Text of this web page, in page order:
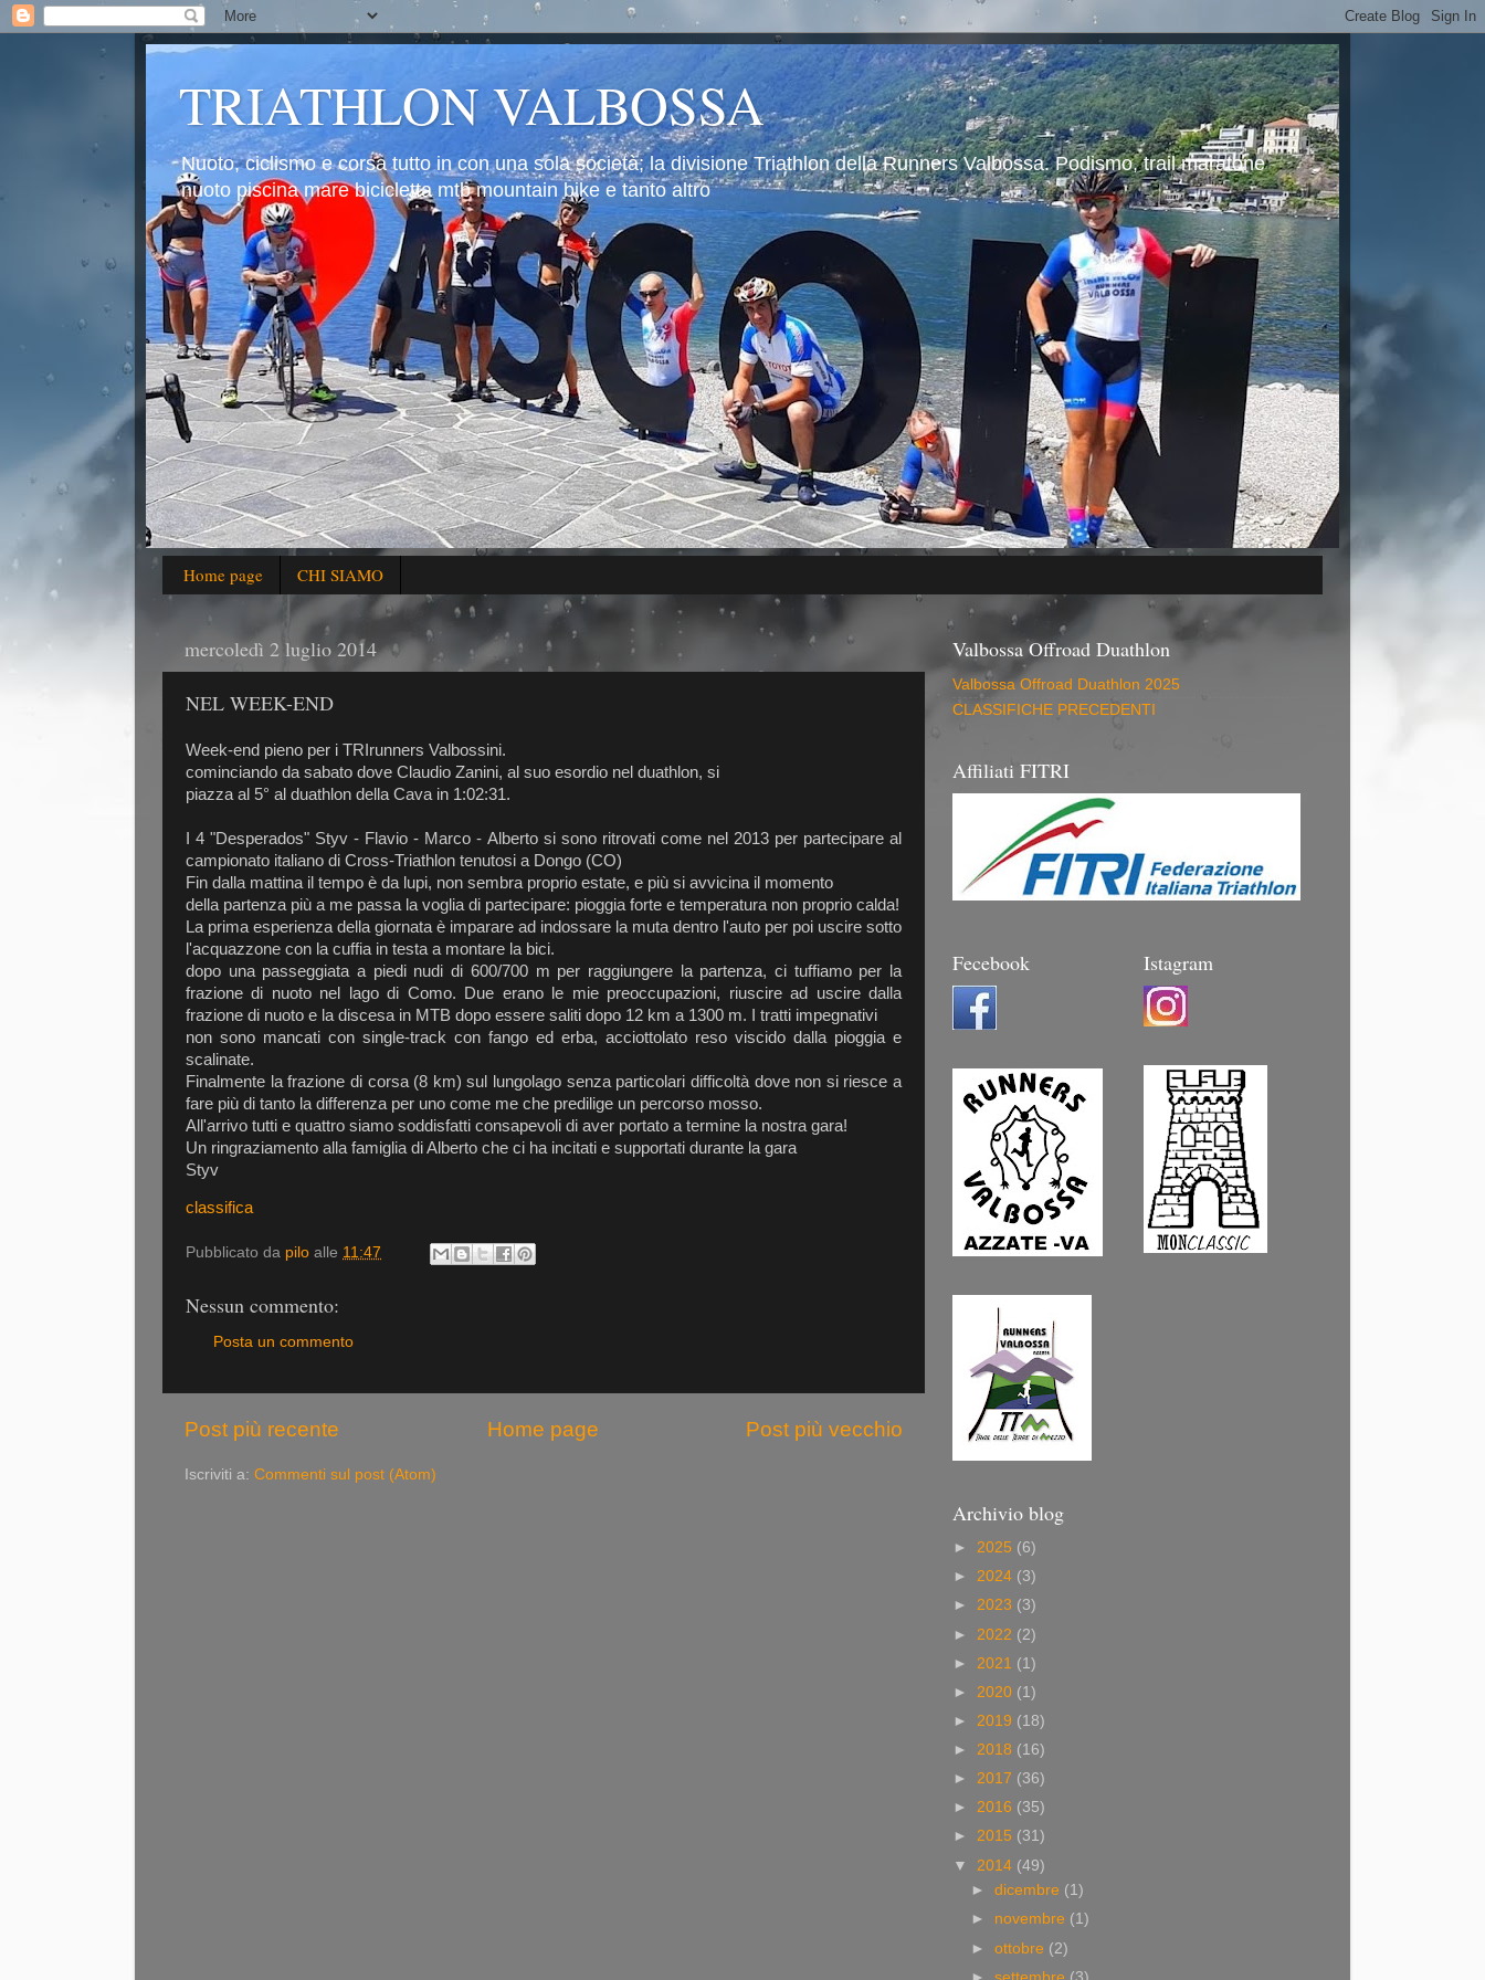
TRIATHLON VALBOSSA
Nuoto, ciclismo e corsa tutto in con una sola società; la divisione Triathlon della Runners Valbossa. Podismo, trail maratone
nuoto piscina mare bicicletta mtb mountain bike e tanto altro
Home page CHI SIAMO
mercoledì 2 luglio 2014
NEL WEEK-END
Week-end pieno per i TRIrunners Valbossini.
cominciando da sabato dove Claudio Zanini, al suo esordio nel duathlon, si
piazza al 5° al duathlon della Cava in 1:02:31.
I 4 "Desperados" Styv - Flavio - Marco - Alberto si sono ritrovati come nel 2013 per partecipare al
campionato italiano di Cross-Triathlon tenutosi a Dongo (CO)
Fin dalla mattina il tempo è da lupi, non sembra proprio estate, e più si avvicina il momento
della partenza più a me passa la voglia di partecipare: pioggia forte e temperatura non proprio calda!
La prima esperienza della giornata è imparare ad indossare la muta dentro l'auto per poi uscire sotto
l'acquazzone con la cuffia in testa a montare la bici.
dopo una passeggiata a piedi nudi di 600/700 m per raggiungere la partenza, ci tuffiamo per la
frazione di nuoto nel lago di Como. Due erano le mie preoccupazioni, riuscire ad uscire dalla
frazione di nuoto e la discesa in MTB dopo essere saliti dopo 12 km a 1300 m. I tratti impegnativi
non sono mancati con single-track con fango ed erba, acciottolato reso viscido dalla pioggia e
scalinate.
Finalmente la frazione di corsa (8 km) sul lungolago senza particolari difficoltà dove non si riesce a
fare più di tanto la differenza per uno come me che predilige un percorso mosso.
All'arrivo tutti e quattro siamo soddisfatti consapevoli di aver portato a termine la nostra gara!
Un ringraziamento alla famiglia di Alberto che ci ha incitati e supportati durante la gara
Styv
classifica
Pubblicato da pilo alle 11:47
Nessun commento:
Posta un commento
Post più recente Post più vecchio
Home page
Iscriviti a: Commenti sul post (Atom)
Valbossa Offroad Duathlon
Valbossa Offroad Duathlon 2025
CLASSIFICHE PRECEDENTI
Affiliati FITRI
Fecebook Istagram
Archivio blog
► 2025 (6)
► 2024 (3)
► 2023 (3)
► 2022 (2)
► 2021 (1)
► 2020 (1)
► 2019 (18)
► 2018 (16)
► 2017 (36)
► 2016 (35)
► 2015 (31)
▼ 2014 (49)
►dicembre (1)
► novembre (1)
►ottobre (2)